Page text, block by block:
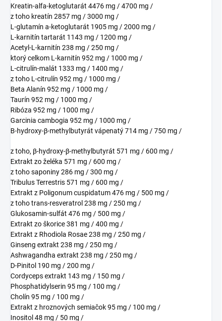
Kreatin-alfa-ketoglutarát 4476 mg / 4700 mg /
z toho kreatín 2857 mg / 3000 mg /
L-glutamín a-ketoglutarát 1905 mg / 2000 mg /
L-karnitín tartarát 1143 mg / 1200 mg /
Acetyl-L-karnitín 238 mg / 250 mg /
ktorý celkom L-karnitín 952 mg / 1000 mg /
L-citrulín-malát 1333 mg / 1400 mg /
z toho L-citrulín 952 mg / 1000 mg /
Beta Alanín 952 mg / 1000 mg /
Taurín 952 mg / 1000 mg /
Ribóza 952 mg / 1000 mg /
Garcinia cambogia 952 mg / 1000 mg /
Β-hydroxy-β-methylbutyrát vápenatý 714 mg / 750 mg /
z toho, β-hydroxy-β-methylbutyrát 571 mg / 600 mg /
Extrakt zo želéka 571 mg / 600 mg /
z toho saponiny 286 mg / 300 mg /
Tribulus Terrestris 571 mg / 600 mg /
Extrakt z Poligonum cuspidatum 476 mg / 500 mg /
z toho trans-resveratrol 238 mg / 250 mg /
Glukosamin-sulfát 476 mg / 500 mg /
Extrakt zo škorice 381 mg / 400 mg /
Extrakt z Rhodiola Rosae 238 mg / 250 mg /
Ginseng extrakt 238 mg / 250 mg /
Ashwagandha extrakt 238 mg / 250 mg /
D-Pinitol 190 mg / 200 mg /
Cordyceps extrakt 143 mg / 150 mg /
Phosphatidylserin 95 mg / 100 mg /
Cholín 95 mg / 100 mg /
Extrakt z hroznových semiačok 95 mg / 100 mg /
Inositol 48 mg / 50 mg /